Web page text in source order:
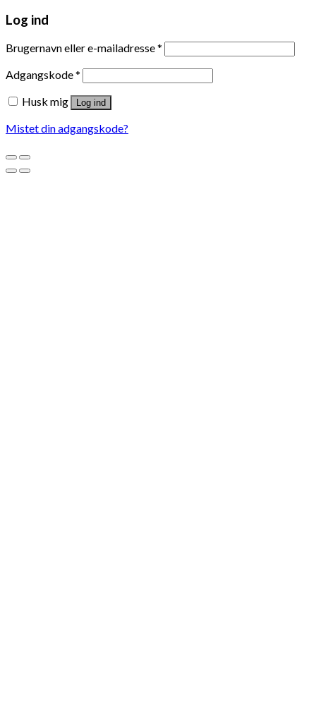
Log ind
Brugernavn eller e-mailadresse*
Adgangskode*
Husk mig
Log ind
Mistet din adgangskode?